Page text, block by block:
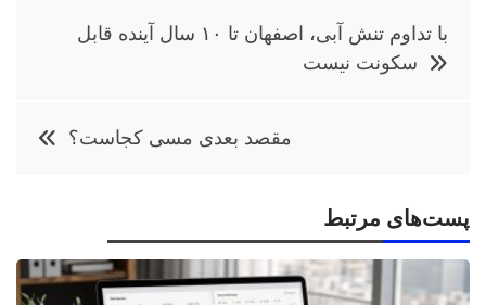
راهبری
نوشته
با تداوم تنش آبی، اصفهان تا ۱۰ سال آینده قابل
سکونت نیست
مقصد بعدی مسی کجاست؟
پست‌های مرتبط